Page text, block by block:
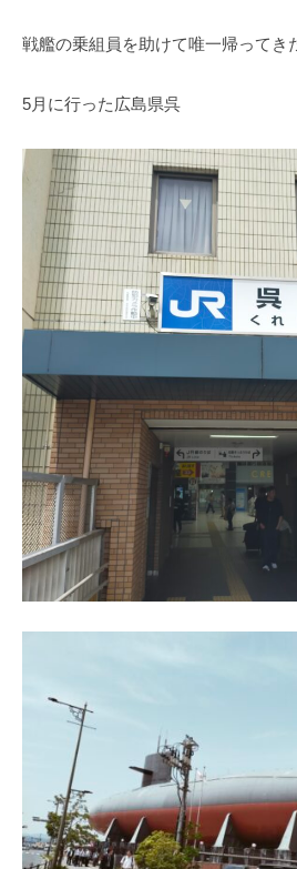
戦艦の乗組員を助けて唯一帰ってき
5月に行った広島県呉